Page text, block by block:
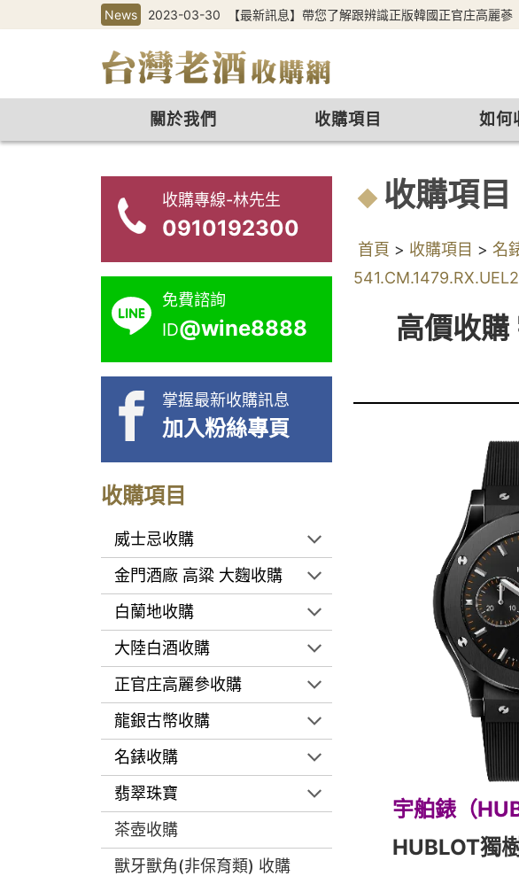
News 2023-03-30 【最新訊息】帶您了解跟辨識正版韓國正官庄高麗蔘
關於我們 收購項目 如何
收購專線-林先生
0910192300
免費諮詢
ID@wine8888
掌握最新收購訊息
加入粉絲專頁
收購項目
威士忌收購
金門酒廠 高粱 大麴收購
白蘭地收購
大陸白酒收購
正官庄高麗參收購
龍銀古幣收購
名錶收購
翡翠珠寶
茶壺收購
獸牙獸角(非保育類) 收購
收購項目
首頁 > 收購項目 > 名
高價收購
宇舶錶（
HUBLOT獨